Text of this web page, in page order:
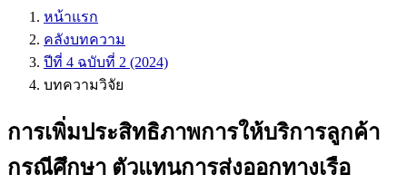
หน้าแรก
คลังบทความ
ปีที่ 4 ฉบับที่ 2 (2024)
บทความวิจัย
การเพิ่มประสิทธิภาพการให้บริการลูกค้า
กรณีศึกษา ตัวแทนการส่งออกทางเรือ